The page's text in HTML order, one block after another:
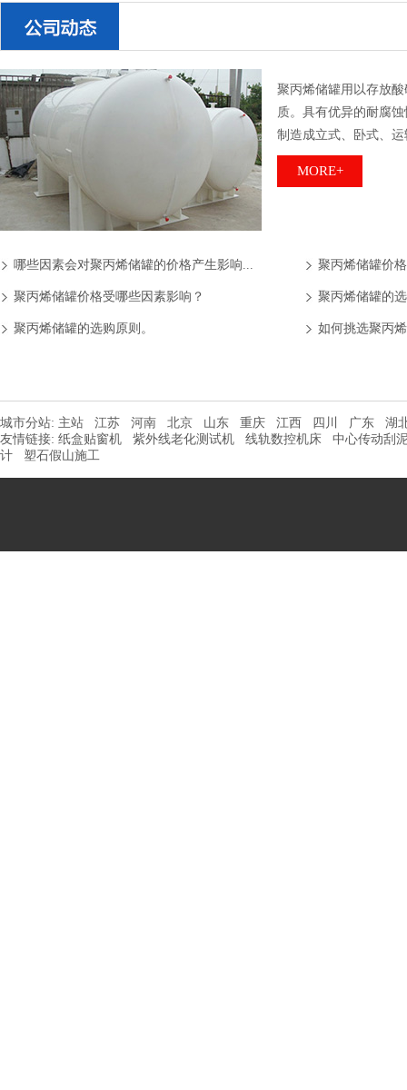
聚丙烯储罐用以存放
质。具有优异的耐腐
制造成立式、卧式、
MORE+
哪些因素会对聚丙烯储罐的价格产生影响... 聚丙烯储罐价
聚丙烯储罐价格受哪些因素影响？ 聚丙烯储罐的
聚丙烯储罐的选购原则。 如何挑选聚丙
城市分站: 主站 江苏 河南 北京 山东 重庆 江西 四川 广东
湖
友情链接: 纸盒贴窗机 紫外线老化测试机 线轨数控机床
中心传动刮
计
塑石假山施工